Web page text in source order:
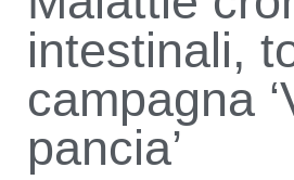
intestinali,
campagna
pancia’